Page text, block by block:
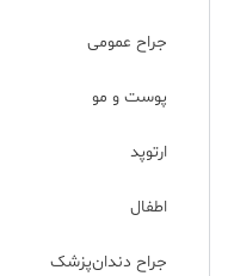
جراح عمومی
پوست و مو
ارتوپد
اطفال
جراح دندان‌پزشک